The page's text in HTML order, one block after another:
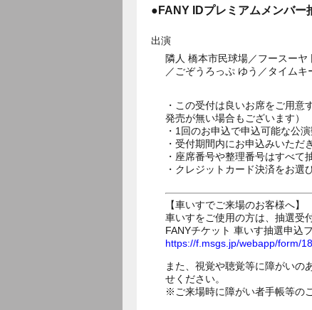
●FANY IDプレミアムメンバー
出演
隣人 橋本市民球場／フースー
／ごぞうろっぷ ゆう／タイム
・この受付は良いお席をご用
発売が無い場合もございます）
・1回のお申込で申込可能な公
・受付期間内にお申込みいただ
・座席番号や整理番号はすべて
・クレジットカード決済をお選
【車いすでご来場のお客様へ】
車いすをご使用の方は、抽選受
FANYチケット 車いす抽選申込
https://f.msgs.jp/webapp/form/
また、視覚や聴覚等に障がいの
せください。
※ご来場時に障がい者手帳等の